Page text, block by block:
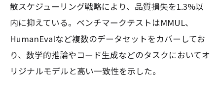
散スケジューリング戦略により、品質損失を1.3%以
内に抑えている。ベンチマークテストはMMUL、
HumanEvalなど複数のデータセットをカバーしてお
り、数学的推論やコード生成などのタスクにおいてオ
リジナルモデルと高い一致性を示した。